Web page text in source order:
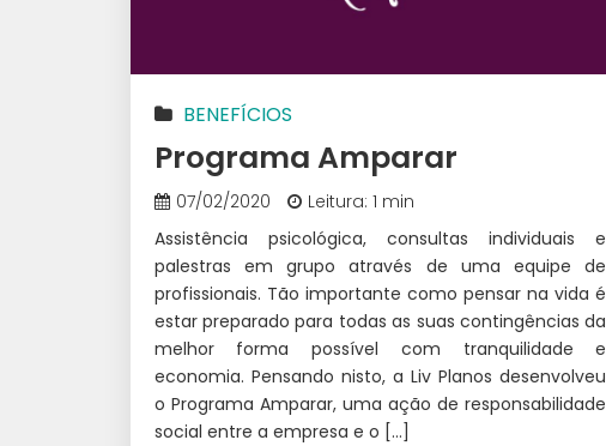
BENEFÍCIOS
Programa Amparar
07/02/2020
Leitura: 1 min
Assistência psicológica, consultas individuais e
palestras em grupo através de uma equipe de
profissionais. Tão importante como pensar na vida é
estar preparado para todas as suas contingências da
melhor forma possível com tranquilidade e
economia. Pensando nisto, a Liv Planos desenvolveu
o Programa Amparar, uma ação de responsabilidade
social entre a empresa e o […]